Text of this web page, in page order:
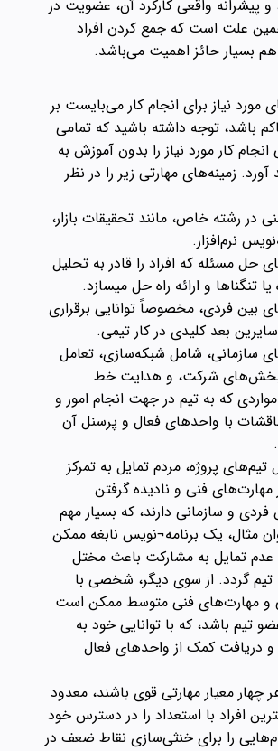
و پیشرانه واقعی کارکرد آن، عضویت در
علت است که جمع کردن افراد
بسیار حائز اهمیت می‌باشد.
مورد نیاز برای انجام کار می‌بایست بر
باشد، توجه داشته باشید که تمامی
کار مورد نیاز را بدون آموزش به
زمینه‌های مهارتی زیر را در نظر
در رشته خاص، مانند تحقیقات بازار،
نرم‌افزار.
حل مسئله که افراد را قادر به تحلیل
تنگناها و ارائه راه حل میسازد.
بین فردی، مخصوصاً توانایی برقراری
سایرین بعد کلیدی در کار تیمی.
سازمانی، شامل شبکه‌سازی، تعامل
بخش‌های شرکت، و هدایت خط
که به تیم در جهت انجام امور و
با واحدهای فعال و پرسنل آن
پروژه، مردم تمایل به تمرکز
مهارت‌های فنی و نادیده گرفتن
و سازمانی دارند، که بسیار مهم
مثال، یک برنامه¬نویس نابغه ممکن
تمایل به مشارکت باعث مختل
گردد. از سوی دیگر، شخصی با
و مهارت‌های فنی متوسط ممکن است
تیم باشد، که با توانایی خود به
و دریافت کمک از واحدهای فعال
چهار معیار مهارتی قوی باشند، معدود
افراد با استعداد را در دسترس خود
را برای خنثی‌سازی نقاط ضعف در